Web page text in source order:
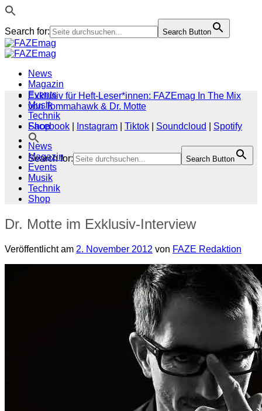
Search for: Search Button
Zum
Inhalt
News
Magazin
Events
Musik
Technik
Shop
Search for: Search Button
Exklusiv für Heft-Leser*innen: FAZEmag In The Mix
von Tommahawk & Dr. Motte
Facebook
Instagram Tiktok Soundcloud
Spotify
News
Magazin
Events
Musik
Technik
Shop
Dr. Motte im Exklusiv-Interview
Veröffentlicht am 2. November 2012 von FAZE Redaktion